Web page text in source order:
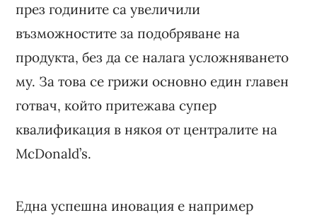
през годините са увеличили
възможностите за подобряване на
продукта, без да се налага усложняването
му. За това се грижи основно един главен
готвач, който притежава супер
квалификация в някоя от централите на
McDonald’s.
Една успешна иновация е например